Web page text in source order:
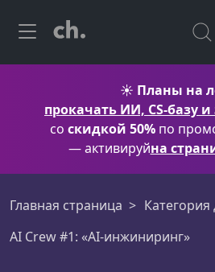
☀️ Планы на
прокачать ИИ, CS-базу
со скидкой 50% по
— активируйна
Главная страница
Категория
AI Crew #1: «AI-инжиниринг»